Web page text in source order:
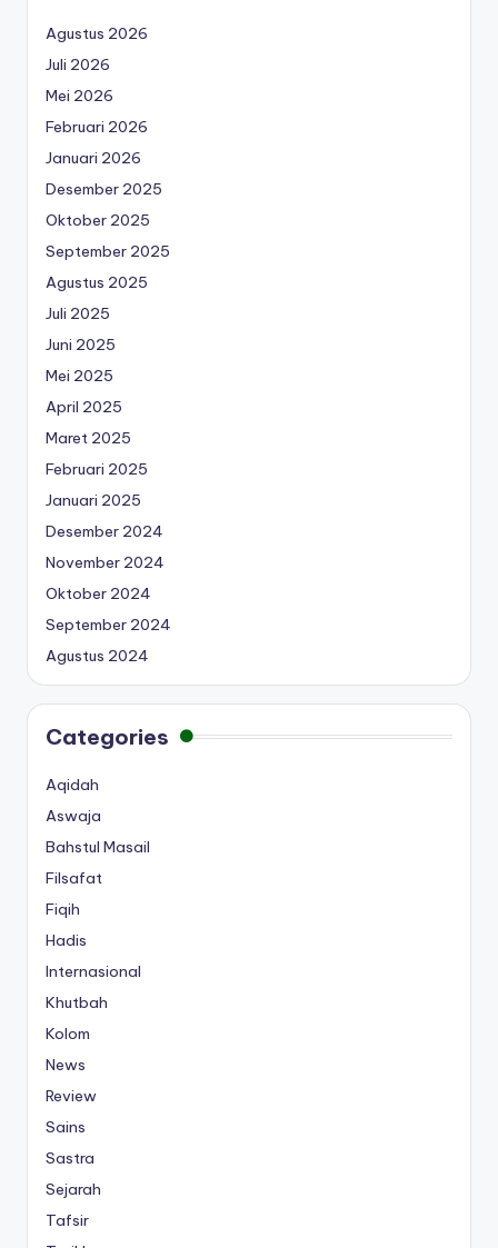
Agustus 2026
Juli 2026
Mei 2026
Februari 2026
Januari 2026
Desember 2025
Oktober 2025
September 2025
Agustus 2025
Juli 2025
Juni 2025
Mei 2025
April 2025
Maret 2025
Februari 2025
Januari 2025
Desember 2024
November 2024
Oktober 2024
September 2024
Agustus 2024
Categories
Aqidah
Aswaja
Bahstul Masail
Filsafat
Fiqih
Hadis
Internasional
Khutbah
Kolom
News
Review
Sains
Sastra
Sejarah
Tafsir